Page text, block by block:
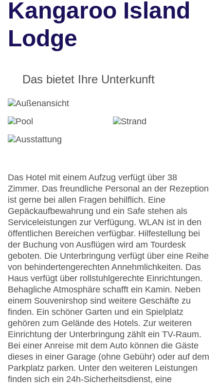
Kangaroo Island
Lodge
Das bietet Ihre Unterkunft
Das Hotel mit einem Aufzug verfügt über 38
Zimmer. Das freundliche Personal an der Rezeption
ist gerne bei allen Fragen behilflich. Eine
Gepäckaufbewahrung und ein Safe stehen als
Serviceleistungen zur Verfügung. WLAN ist in den
öffentlichen Bereichen verfügbar. Hilfestellung bei
der Buchung von Ausflügen wird am Tourdesk
geboten. Die Unterbringung verfügt über eine Reihe
von behindertengerechten Annehmlichkeiten. Das
Haus verfügt über rollstuhlgerechte Einrichtungen.
Behagliche Atmosphäre schafft ein Kamin. Neben
einem Souvenirshop sind weitere Geschäfte zu
finden. Ein schöner Garten und ein Spielplatz
gehören zum Gelände des Hotels. Zur weiteren
Einrichtung der Unterbringung zählt ein TV-Raum.
Bei einer Anreise mit dem Auto können die Gäste
dieses in einer Garage (ohne Gebühr) oder auf dem
Parkplatz parken. Unter den weiteren Leistungen
finden sich ein 24h-Sicherheitsdienst, eine